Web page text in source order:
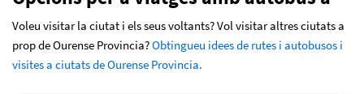
Voleu visitar la ciutat i els seus voltants? Vol visitar altres ciutats a
prop de Ourense Provincia?Obtingueu idees de rutes i autobusos i
visites a ciutats de Ourense Provincia.